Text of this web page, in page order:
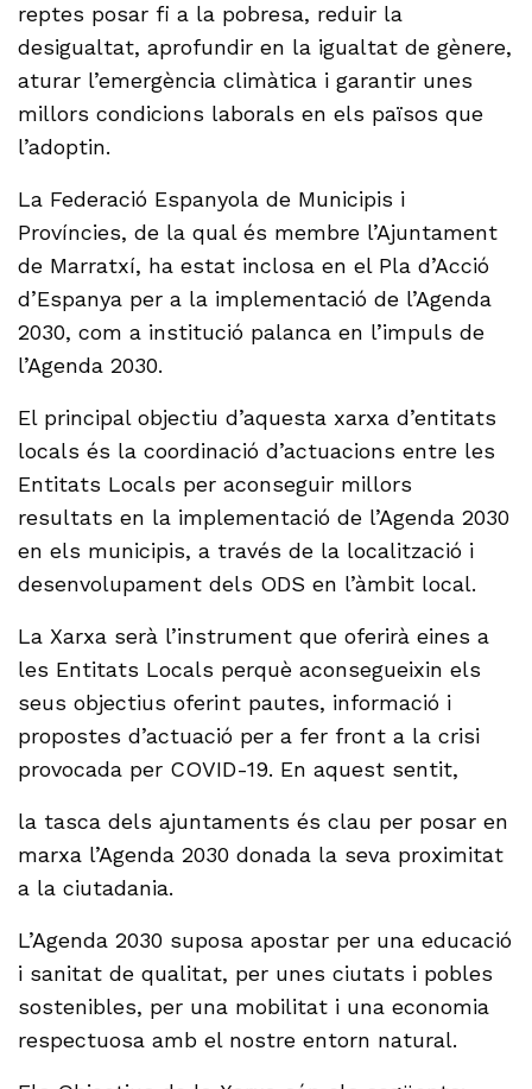
reptes posar fi a la pobresa, reduir la
desigualtat, aprofundir en la igualtat de gènere,
aturar l’emergència climàtica i garantir unes
millors condicions laborals en els països que
l’adoptin.
La Federació Espanyola de Municipis i
Províncies, de la qual és membre l’Ajuntament
de Marratxí, ha estat inclosa en el Pla d’Acció
d’Espanya per a la implementació de l’Agenda
2030, com a institució palanca en l’impuls de
l’Agenda 2030.
El principal objectiu d’aquesta xarxa d’entitats
locals és la coordinació d’actuacions entre les
Entitats Locals per aconseguir millors
resultats en la implementació de l’Agenda 2030
en els municipis, a través de la localització i
desenvolupament dels ODS en l’àmbit local.
La Xarxa serà l’instrument que oferirà eines a
les Entitats Locals perquè aconsegueixin els
seus objectius oferint pautes, informació i
propostes d’actuació per a fer front a la crisi
provocada per COVID-19. En aquest sentit,
la tasca dels ajuntaments és clau per posar en
marxa l’Agenda 2030 donada la seva proximitat
a la ciutadania.
L’Agenda 2030 suposa apostar per una educació
i sanitat de qualitat, per unes ciutats i pobles
sostenibles, per una mobilitat i una economia
respectuosa amb el nostre entorn natural.